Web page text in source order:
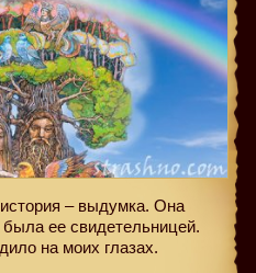
– выдумка. Она
ее свидетельницей.
на моих глазах.